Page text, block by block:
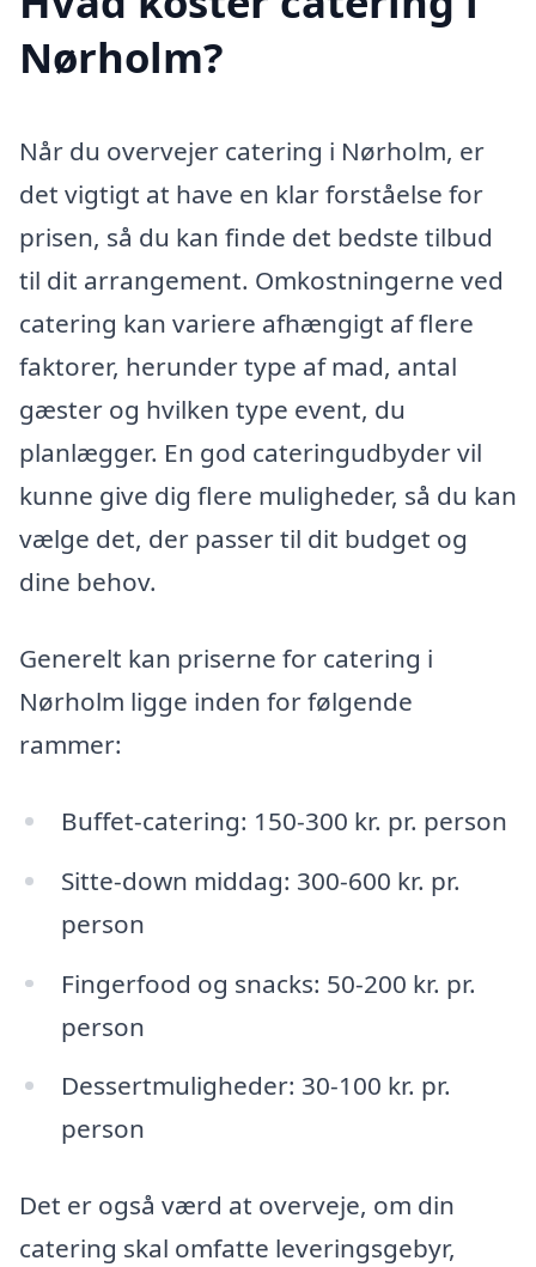
Nørholm?
Når du overvejer catering i Nørholm, er
det vigtigt at have en klar forståelse for
prisen, så du kan finde det bedste tilbud
til dit arrangement. Omkostningerne ved
catering kan variere afhængigt af flere
faktorer, herunder type af mad, antal
gæster og hvilken type event, du
planlægger. En god cateringudbyder vil
kunne give dig flere muligheder, så du kan
vælge det, der passer til dit budget og
dine behov.
Generelt kan priserne for catering i
Nørholm ligge inden for følgende
rammer:
Buffet-catering: 150-300 kr. pr. person
Sitte-down middag: 300-600 kr. pr.
person
Fingerfood og snacks: 50-200 kr. pr.
person
Dessertmuligheder: 30-100 kr. pr.
person
Det er også værd at overveje, om din
catering skal omfatte leveringsgebyr,